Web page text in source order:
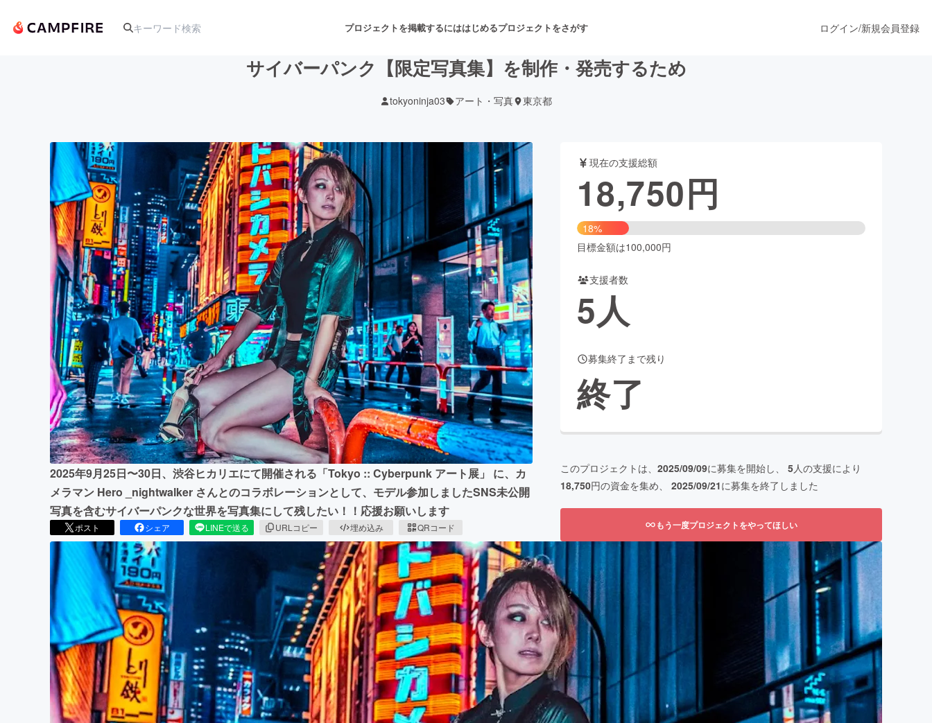
プロジェクトを掲載するにははじめるプロジェクトをさがす
アート・写真 音楽 舞台・パフォーマンス
テクノロジー・ガジェット ゲーム・サービス開発 フード・飲食店 ファッション
映像・映画 書籍・雑誌出版 アニメ・漫画
ビジネス・起業 チャレンジ ビューティー・ヘルスケア
まちづくり・地域活性化
CAMPFIRE for Social GoodCAMPFIRE Creation
CAMPFIREふるさと納税machi-yaコミュニティ
ログイン/新規会員登録
サイバーパンク【限定写真集】を制作・発売するため
tokyoninja03 アート・写真 東京都
2025年9月25日〜30日、渋谷ヒカリエにて開催される「Tokyo :: Cyberpunk アート展」 に、カ
メラマン Hero _nightwalker さんとのコラボレーションとして、モデル参加しましたSNS未公開
写真を含むサイバーパンクな世界を写真集にして残したい！！応援お願いします
ポスト シェア LINEで送る URLコピー 埋め込み QRコード
現在の支援総額
18,750円
18%
目標金額は100,000円
支援者数
5人
募集終了まで残り
終了
このプロジェクトは、 2025/09/09に募集を開始し、 5人の支援により
18,750円の資金を集め、 2025/09/21に募集を終了しました
もう一度プロジェクトをやってほしい